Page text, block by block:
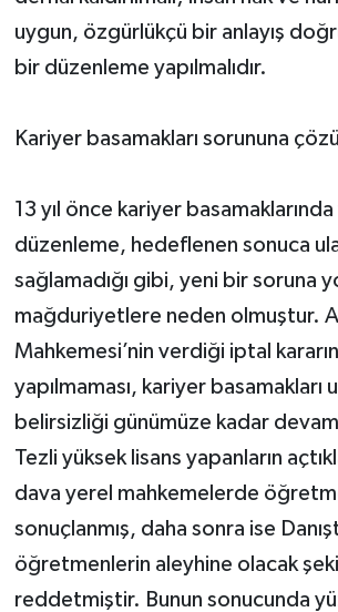
uygun, özgürlükçü bir anlayış
bir düzenleme yapılmalıdır.
Kariyer basamakları sorununa
13 yıl önce kariyer basamaklarında
düzenleme, hedeflenen sonuca
sağlamadığı gibi, yeni bir soruna
mağduriyetlere neden olmuştur.
Mahkemesi’nin verdiği iptal
yapılmaması, kariyer basamakları
belirsizliği günümüze kadar
Tezli yüksek lisans yapanların
dava yerel mahkemelerde
sonuçlanmış, daha sonra ise
öğretmenlerin aleyhine olacak
reddetmiştir. Bunun sonucunda